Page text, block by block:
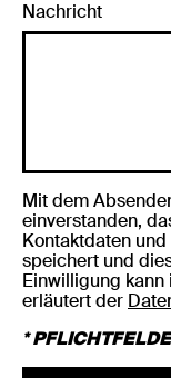
Nachricht
Mit dem
einverstanden,
Kontaktdaten
speichert und
Einwilligung
erläutert der
*